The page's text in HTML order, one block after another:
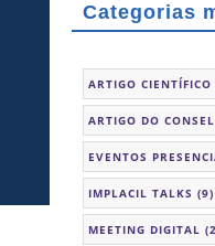
Categorias
ARTIGO CIENTÍFICO
ARTIGO DO
EVENTOS
IMPLACIL TALKS (9)
MEETING DIGITAL